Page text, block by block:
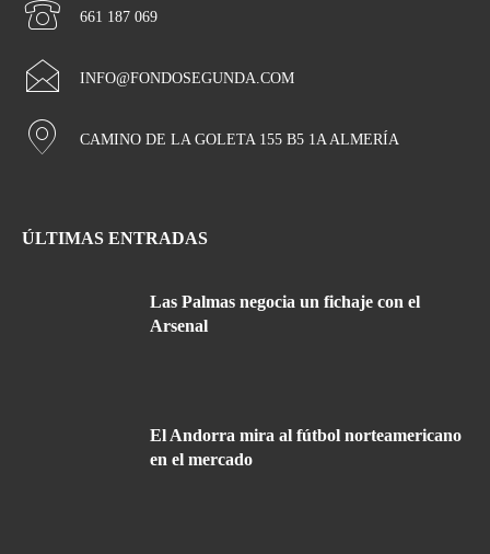
661 187 069
INFO@FONDOSEGUNDA.COM
CAMINO DE LA GOLETA 155 B5 1A ALMERÍA
ÚLTIMAS ENTRADAS
Las Palmas negocia un fichaje con el
Arsenal
El Andorra mira al fútbol norteamericano
en el mercado